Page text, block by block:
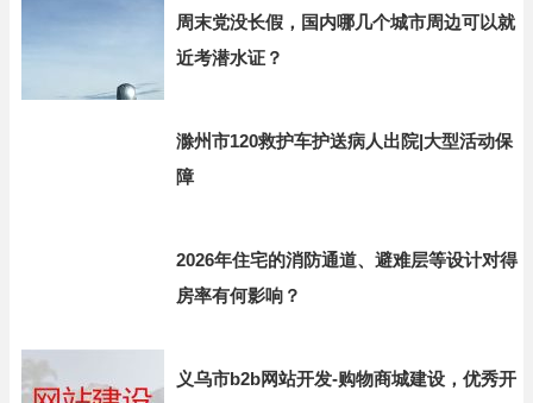
周末党没长假，国内哪几个城市周边可以就
近考潜水证？
滁州市120救护车护送病人出院|大型活动保
障
2026年住宅的消防通道、避难层等设计对得
房率有何影响？
义乌市b2b网站开发-购物商城建设，优秀开